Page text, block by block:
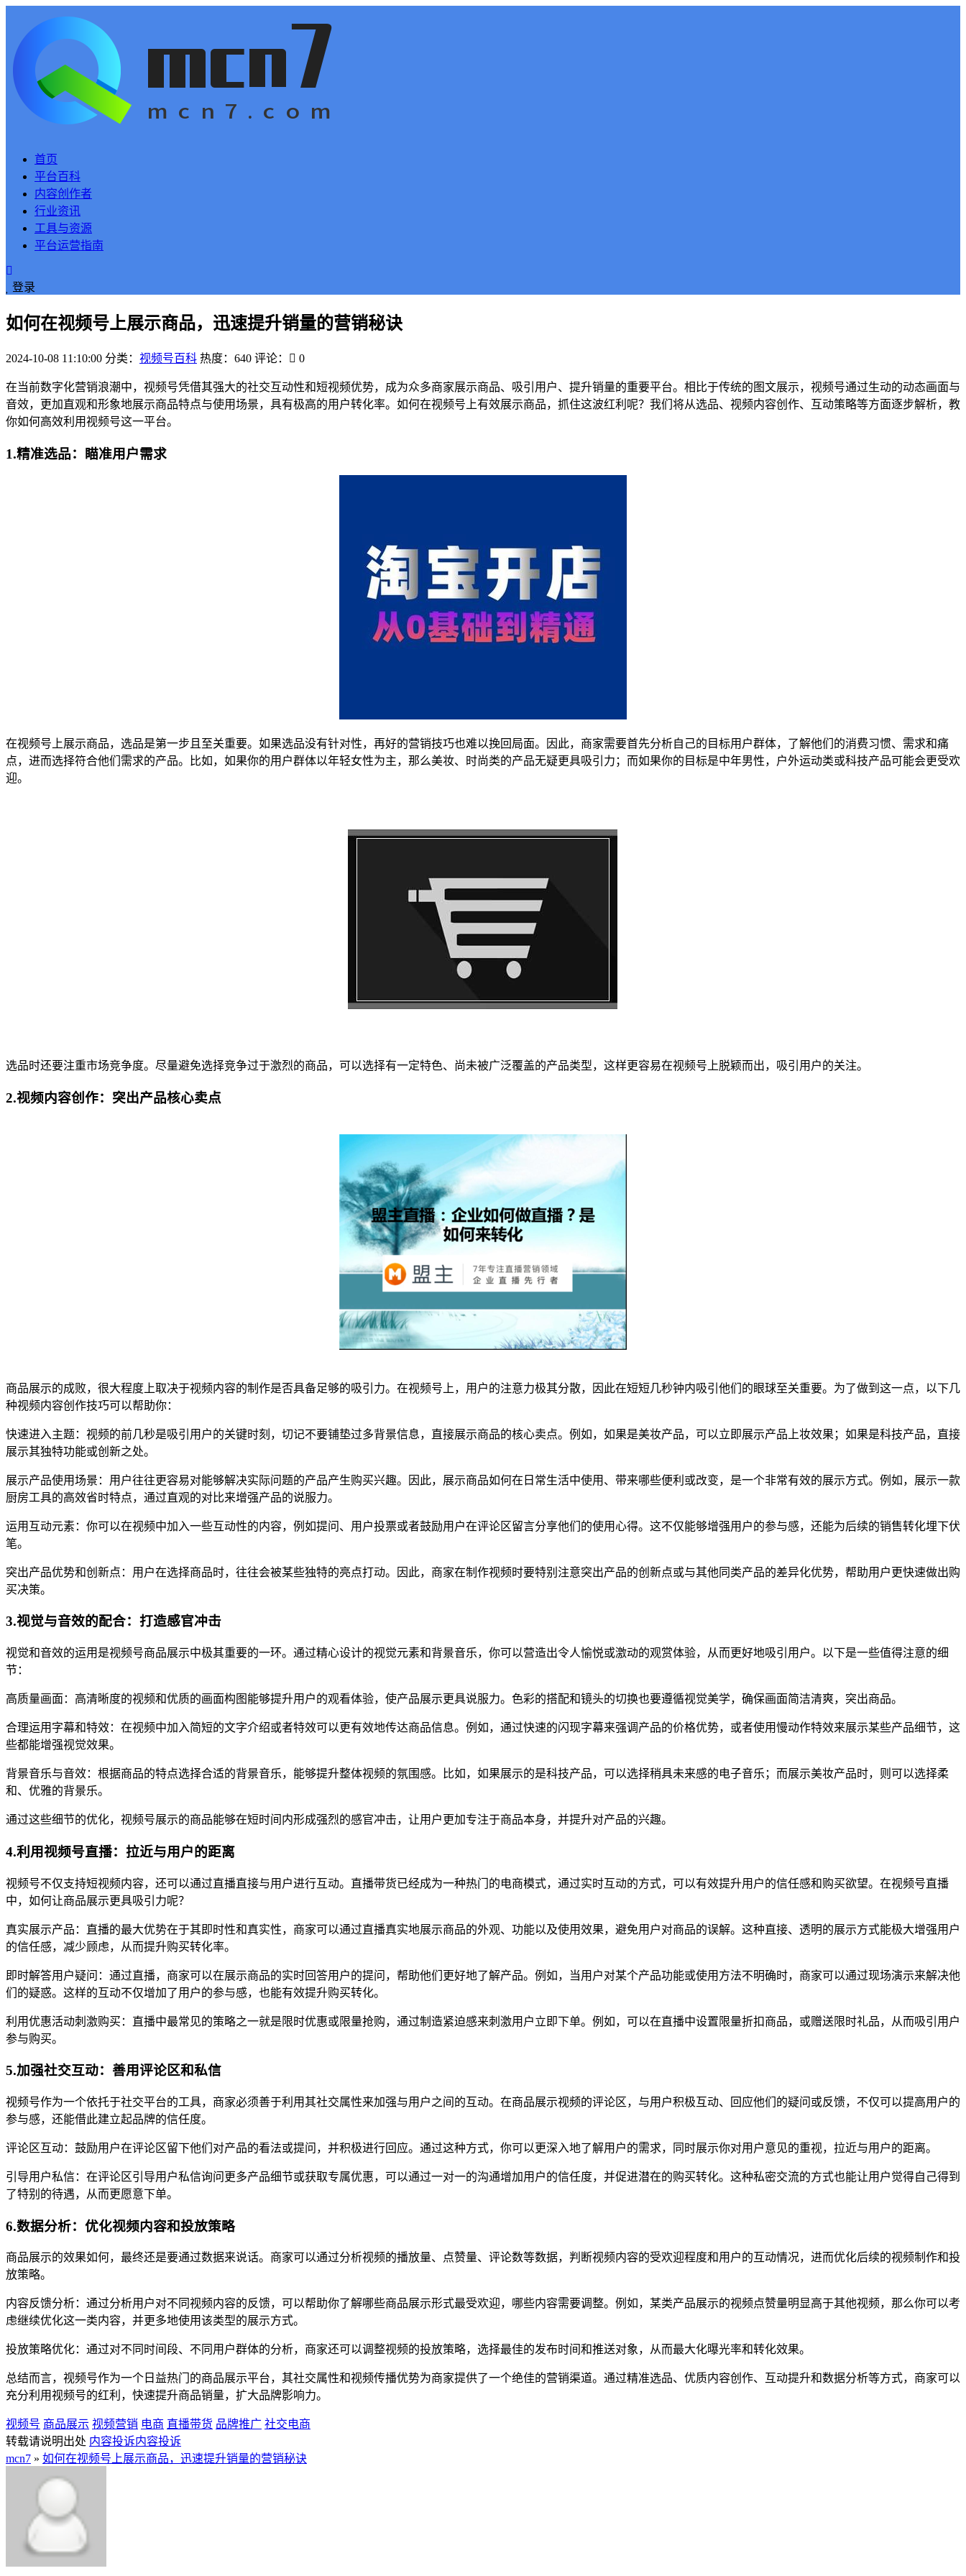
首页
平台百科
内容创作者
行业资讯
工具与资源
平台运营指南
登录
如何在视频号上展示商品，迅速提升销量的营销秘诀
2024-10-08 11:10:00 分类： 视频号百科 热度：640 评论： 0
在当前数字化营销浪潮中，视频号凭借其强大的社交互动性和短视频优势，成为众多商家展示商品、吸引用户、提升销量的重要平台。相比于传统的图文展示，视频号通过生动的动态画面与
音效，更加直观和形象地展示商品特点与使用场景，具有极高的用户转化率。如何在视频号上有效展示商品，抓住这波红利呢？我们将从选品、视频内容创作、互动策略等方面逐步解析，教
你如何高效利用视频号这一平台。
1.精准选品：瞄准用户需求
在视频号上展示商品，选品是第一步且至关重要。如果选品没有针对性，再好的营销技巧也难以挽回局面。因此，商家需要首先分析自己的目标用户群体，了解他们的消费习惯、需求和痛
点，进而选择符合他们需求的产品。比如，如果你的用户群体以年轻女性为主，那么美妆、时尚类的产品无疑更具吸引力；而如果你的目标是中年男性，户外运动类或科技产品可能会更受欢
迎。
选品时还要注重市场竞争度。尽量避免选择竞争过于激烈的商品，可以选择有一定特色、尚未被广泛覆盖的产品类型，这样更容易在视频号上脱颖而出，吸引用户的关注。
2.视频内容创作：突出产品核心卖点
商品展示的成败，很大程度上取决于视频内容的制作是否具备足够的吸引力。在视频号上，用户的注意力极其分散，因此在短短几秒钟内吸引他们的眼球至关重要。为了做到这一点，以下几
种视频内容创作技巧可以帮助你：
快速进入主题：视频的前几秒是吸引用户的关键时刻，切记不要铺垫过多背景信息，直接展示商品的核心卖点。例如，如果是美妆产品，可以立即展示产品上妆效果；如果是科技产品，直接
展示其独特功能或创新之处。
展示产品使用场景：用户往往更容易对能够解决实际问题的产品产生购买兴趣。因此，展示商品如何在日常生活中使用、带来哪些便利或改变，是一个非常有效的展示方式。例如，展示一款
厨房工具的高效省时特点，通过直观的对比来增强产品的说服力。
运用互动元素：你可以在视频中加入一些互动性的内容，例如提问、用户投票或者鼓励用户在评论区留言分享他们的使用心得。这不仅能够增强用户的参与感，还能为后续的销售转化埋下伏
笔。
突出产品优势和创新点：用户在选择商品时，往往会被某些独特的亮点打动。因此，商家在制作视频时要特别注意突出产品的创新点或与其他同类产品的差异化优势，帮助用户更快速做出购
买决策。
3.视觉与音效的配合：打造感官冲击
视觉和音效的运用是视频号商品展示中极其重要的一环。通过精心设计的视觉元素和背景音乐，你可以营造出令人愉悦或激动的观赏体验，从而更好地吸引用户。以下是一些值得注意的细
节：
高质量画面：高清晰度的视频和优质的画面构图能够提升用户的观看体验，使产品展示更具说服力。色彩的搭配和镜头的切换也要遵循视觉美学，确保画面简洁清爽，突出商品。
合理运用字幕和特效：在视频中加入简短的文字介绍或者特效可以更有效地传达商品信息。例如，通过快速的闪现字幕来强调产品的价格优势，或者使用慢动作特效来展示某些产品细节，这
些都能增强视觉效果。
背景音乐与音效：根据商品的特点选择合适的背景音乐，能够提升整体视频的氛围感。比如，如果展示的是科技产品，可以选择稍具未来感的电子音乐；而展示美妆产品时，则可以选择柔
和、优雅的背景乐。
通过这些细节的优化，视频号展示的商品能够在短时间内形成强烈的感官冲击，让用户更加专注于商品本身，并提升对产品的兴趣。
4.利用视频号直播：拉近与用户的距离
视频号不仅支持短视频内容，还可以通过直播直接与用户进行互动。直播带货已经成为一种热门的电商模式，通过实时互动的方式，可以有效提升用户的信任感和购买欲望。在视频号直播
中，如何让商品展示更具吸引力呢？
真实展示产品：直播的最大优势在于其即时性和真实性，商家可以通过直播真实地展示商品的外观、功能以及使用效果，避免用户对商品的误解。这种直接、透明的展示方式能极大增强用户
的信任感，减少顾虑，从而提升购买转化率。
即时解答用户疑问：通过直播，商家可以在展示商品的实时回答用户的提问，帮助他们更好地了解产品。例如，当用户对某个产品功能或使用方法不明确时，商家可以通过现场演示来解决他
们的疑惑。这样的互动不仅增加了用户的参与感，也能有效提升购买转化。
利用优惠活动刺激购买：直播中最常见的策略之一就是限时优惠或限量抢购，通过制造紧迫感来刺激用户立即下单。例如，可以在直播中设置限量折扣商品，或赠送限时礼品，从而吸引用户
参与购买。
5.加强社交互动：善用评论区和私信
视频号作为一个依托于社交平台的工具，商家必须善于利用其社交属性来加强与用户之间的互动。在商品展示视频的评论区，与用户积极互动、回应他们的疑问或反馈，不仅可以提高用户的
参与感，还能借此建立起品牌的信任度。
评论区互动：鼓励用户在评论区留下他们对产品的看法或提问，并积极进行回应。通过这种方式，你可以更深入地了解用户的需求，同时展示你对用户意见的重视，拉近与用户的距离。
引导用户私信：在评论区引导用户私信询问更多产品细节或获取专属优惠，可以通过一对一的沟通增加用户的信任度，并促进潜在的购买转化。这种私密交流的方式也能让用户觉得自己得到
了特别的待遇，从而更愿意下单。
6.数据分析：优化视频内容和投放策略
商品展示的效果如何，最终还是要通过数据来说话。商家可以通过分析视频的播放量、点赞量、评论数等数据，判断视频内容的受欢迎程度和用户的互动情况，进而优化后续的视频制作和投
放策略。
内容反馈分析：通过分析用户对不同视频内容的反馈，可以帮助你了解哪些商品展示形式最受欢迎，哪些内容需要调整。例如，某类产品展示的视频点赞量明显高于其他视频，那么你可以考
虑继续优化这一类内容，并更多地使用该类型的展示方式。
投放策略优化：通过对不同时间段、不同用户群体的分析，商家还可以调整视频的投放策略，选择最佳的发布时间和推送对象，从而最大化曝光率和转化效果。
总结而言，视频号作为一个日益热门的商品展示平台，其社交属性和视频传播优势为商家提供了一个绝佳的营销渠道。通过精准选品、优质内容创作、互动提升和数据分析等方式，商家可以
充分利用视频号的红利，快速提升商品销量，扩大品牌影响力。
视频号 商品展示 视频营销 电商 直播带货 品牌推广 社交电商
转载请说明出处 内容投诉内容投诉
mcn7 » 如何在视频号上展示商品，迅速提升销量的营销秘诀